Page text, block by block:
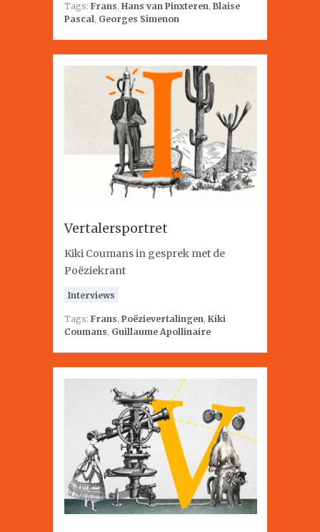
Tags: Frans, Hans van Pinxteren, Blaise
Pascal, Georges Simenon
Vertalersportret
Kiki Coumans in gesprek met de
Poëziekrant
Interviews
Tags: Frans, Poëzievertalingen, Kiki
Coumans, Guillaume Apollinaire